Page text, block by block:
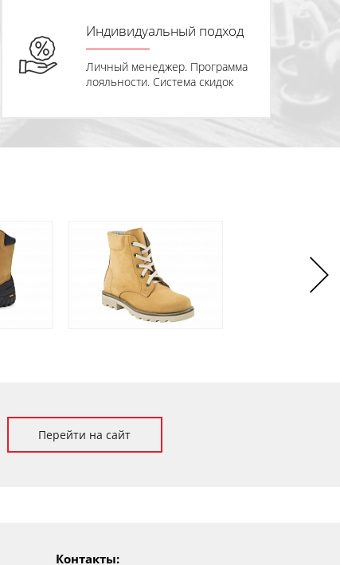
Индивидуальный подход
Личный менеджер. Программа
лояльности. Система скидок
Перейти на сайт
Контакты: